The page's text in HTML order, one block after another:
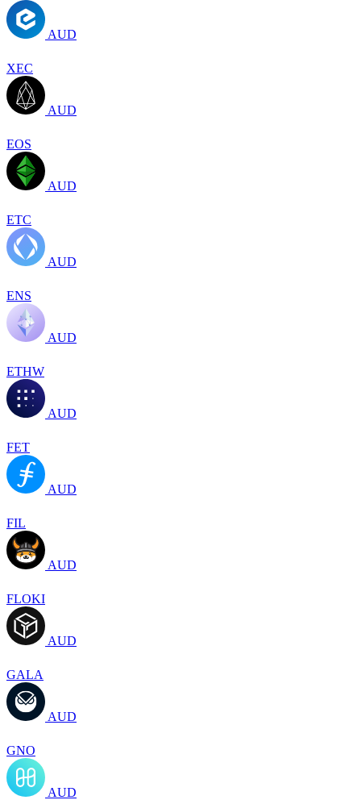
AUD
XEC
AUD
EOS
AUD
ETC
AUD
ENS
AUD
ETHW
AUD
FET
AUD
FIL
AUD
FLOKI
AUD
GALA
AUD
GNO
AUD